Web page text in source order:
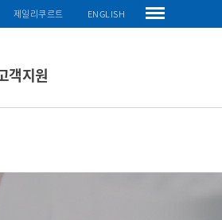
제일리쿠르트 ENGLISH
객지원